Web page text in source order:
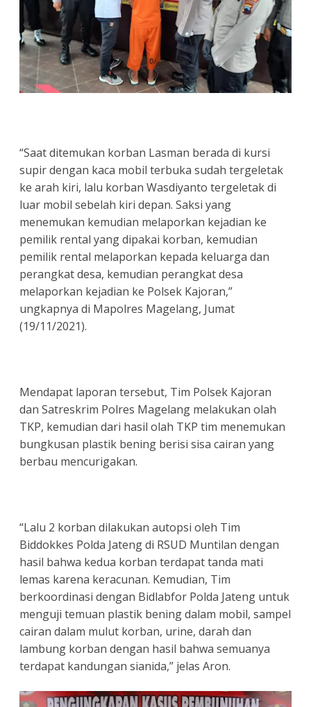
“Saat ditemukan korban Lasman berada di kursi
supir dengan kaca mobil terbuka sudah tergeletak
ke arah kiri, lalu korban Wasdiyanto tergeletak di
luar mobil sebelah kiri depan. Saksi yang
menemukan kemudian melaporkan kejadian ke
pemilik rental yang dipakai korban, kemudian
pemilik rental melaporkan kepada keluarga dan
perangkat desa, kemudian perangkat desa
melaporkan kejadian ke Polsek Kajoran,”
ungkapnya di Mapolres Magelang, Jumat
(19/11/2021).
Mendapat laporan tersebut, Tim Polsek Kajoran
dan Satreskrim Polres Magelang melakukan olah
TKP, kemudian dari hasil olah TKP tim menemukan
bungkusan plastik bening berisi sisa cairan yang
berbau mencurigakan.
“Lalu 2 korban dilakukan autopsi oleh Tim
Biddokkes Polda Jateng di RSUD Muntilan dengan
hasil bahwa kedua korban terdapat tanda mati
lemas karena keracunan. Kemudian, Tim
berkoordinasi dengan Bidlabfor Polda Jateng untuk
menguji temuan plastik bening dalam mobil, sampel
cairan dalam mulut korban, urine, darah dan
lambung korban dengan hasil bahwa semuanya
terdapat kandungan sianida,” jelas Aron.